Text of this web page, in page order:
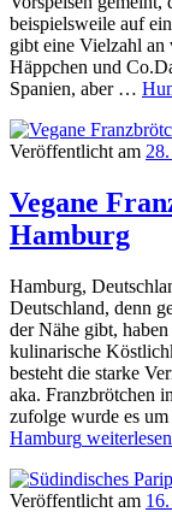
beispielsweile auf
gibt eine Vielzahl an
Häppchen und
Spanien, aber …
Veröffentlicht am
Vegane
Hamburg
Hamburg,
Deutschland, denn
der Nähe gibt,
kulinarische
besteht die starke
aka. Franzbrötchen
zufolge wurde es
Hamburg weiterlesen
Veröffentlicht am